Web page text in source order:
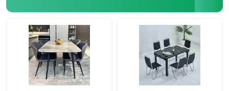
Γραφείο TV πλαισίων μετάλλων
Μετριασμένος πίνακας γυαλιού